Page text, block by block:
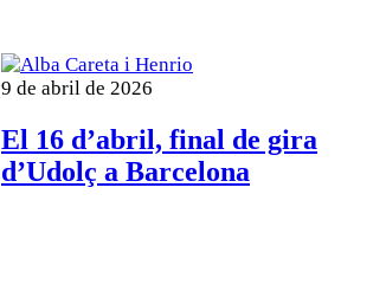
9 de abril de 2026
El 16 d’abril, final de gira
d’Udolç a Barcelona